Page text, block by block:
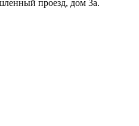
проезд, дом 3а.